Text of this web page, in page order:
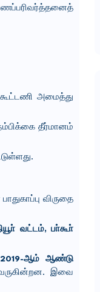
கூட்டணி அமைத்து
தீர்மானம்
விருதை
வட்டம், பா்கூா்
2019-ஆம் ஆண்டு
இவை